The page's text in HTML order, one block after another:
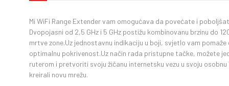
Mi WiFi Range Extender vam omogućava da povećate i
Dvopojasni od 2,5 GHz i 5 GHz postižu kombinovanu brzinu do
mrtve zone.Uz jednostavnu indikaciju u boji, svjetlo vam
optimalnu pokrivenost.Uz način rada pristupne tačke, možete
ruterom i pretvoriti svoju žičanu internetsku vezu u svoju
kreirali novu mrežu.